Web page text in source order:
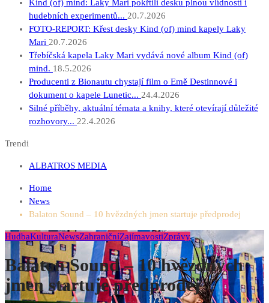
Kind (of) mind: Laky Mari pokřtili desku plnou vlídnosti i
hudebních experimentů... 20.7.2026
FOTO-REPORT: Křest desky Kind (of) mind kapely Laky
Mari 20.7.2026
Třebíčská kapela Laky Mari vydává nové album Kind (of)
mind. 18.5.2026
Producenti z Bionautu chystají film o Emě Destinnové i
dokument o kapele Lunetic... 24.4.2026
Silné příběhy, aktuální témata a knihy, které otevírají důležité
rozhovory... 22.4.2026
Trendi
ALBATROS MEDIA
Home
News
Balaton Sound – 10 hvězdných jmen startuje předprodej
HudbaKulturaNewsZahraničníZajímavostiZprávy
Balaton Sound – 10 hvězdných
jmen startuje předprodej